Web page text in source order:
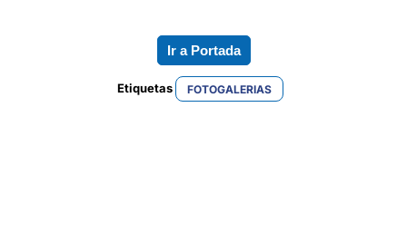
Ir a Portada
Etiquetas FOTOGALERIAS